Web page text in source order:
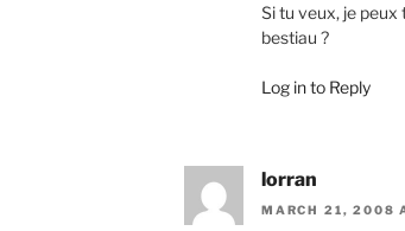
Si tu veux, je
bestiau ?
Log in to Reply
lorran
MARCH 21, 2008